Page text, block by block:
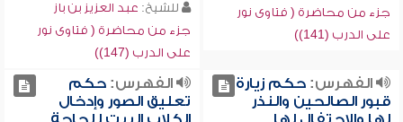
جزء من محاضرة ( فتاوى نور
على الدرب (141))
للشيخ: عبد العزيز بن باز
جزء من محاضرة ( فتاوى نور
على الدرب (147))
الفهرس:حكم زيارة
قبور الصالحين والنذر
الفهرس:حكم
تعليق الصور وإدخال